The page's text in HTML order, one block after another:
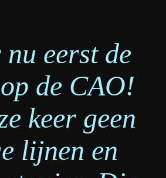
eerst de
de CAO!
keer geen
lijnen en